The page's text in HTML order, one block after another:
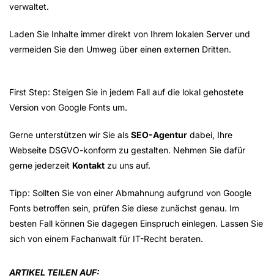
verwaltet.
Laden Sie Inhalte immer direkt von Ihrem lokalen Server und
vermeiden Sie den Umweg über einen externen Dritten.
First Step: Steigen Sie in jedem Fall auf die lokal gehostete
Version von Google Fonts um.
Gerne unterstützen wir Sie als SEO-Agentur dabei, Ihre
Webseite DSGVO-konform zu gestalten. Nehmen Sie dafür
gerne jederzeit Kontakt zu uns auf.
Tipp: Sollten Sie von einer Abmahnung aufgrund von Google
Fonts betroffen sein, prüfen Sie diese zunächst genau. Im
besten Fall können Sie dagegen Einspruch einlegen. Lassen Sie
sich von einem Fachanwalt für IT-Recht beraten.
ARTIKEL TEILEN AUF: